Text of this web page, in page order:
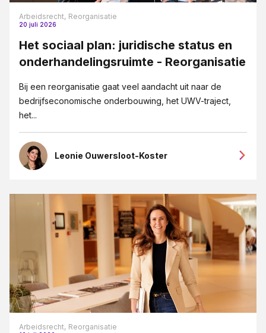
Arbeidsrecht, Reorganisatie
20 juli 2026
Het sociaal plan: juridische status en
onderhandelingsruimte - Reorganisatie
Bij een reorganisatie gaat veel aandacht uit naar de
bedrijfseconomische onderbouwing, het UWV-traject,
het...
Leonie Ouwersloot-Koster
Arbeidsrecht, Reorganisatie